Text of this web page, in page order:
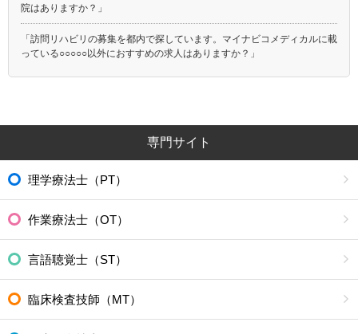
院はありますか？」
「訪問リハビリの募集を都内で探しています。マイナビコメディカルに載
っている○○○○○以外におすすめの求人はありますか？」
専門サイト
理学療法士（PT）
作業療法士（OT）
言語聴覚士（ST）
臨床検査技師（MT）